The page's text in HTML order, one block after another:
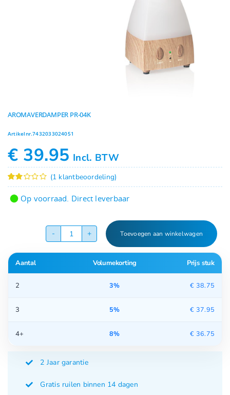
AROMAVERDAMPER PR-04K
Artikelnr.7432033024051
€ 39.95 Incl. BTW
Gewaardeerd
2.00
op 5
1
(1 klantbeoordeling)
Op voorraad. Direct leverbaar
Aromaverdamper
PR-
Toevoegen aan winkelwagen
Aantal Volumekorting Prijs stuk
2 3% € 38.75
3 5% € 37.95
4+ 8% € 36.75
2 Jaar garantie
Gratis ruilen binnen 14 dagen